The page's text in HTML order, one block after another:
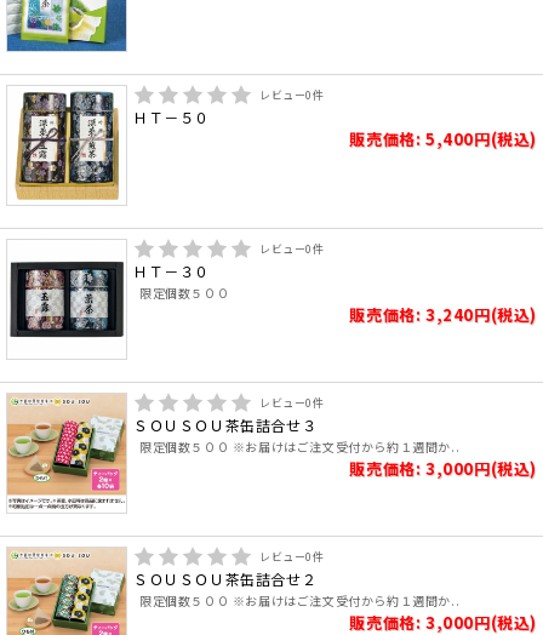
レビュー0件
ＨＴ－５０
販売価格: 5,400円(税込)
レビュー0件
ＨＴ－３０
限定個数５００
販売価格: 3,240円(税込)
レビュー0件
ＳＯＵＳＯＵ茶缶詰合せ３
限定個数５００ ※お届けはご注文受付から約１週間か..
販売価格: 3,000円(税込)
レビュー0件
ＳＯＵＳＯＵ茶缶詰合せ２
限定個数５００ ※お届けはご注文受付から約１週間か..
販売価格: 3,000円(税込)